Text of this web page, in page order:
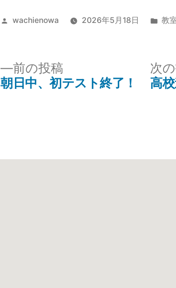
wachienowa 2026年5月18日 教
前の投稿
朝日中、初テスト終了！
次
高